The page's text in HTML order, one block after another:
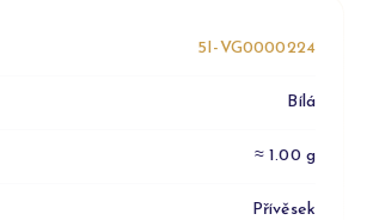
5I-VG0000224
Bílá
≈ 1.00 g
Přívěsek